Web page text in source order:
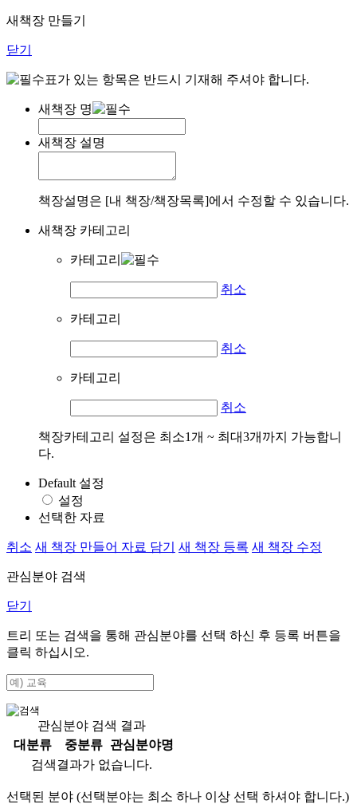
새책장 만들기
닫기
표가 있는 항목은 반드시 기재해 주셔야 합니다.
새책장 명
새책장 설명
책장설명은 [내 책장/책장목록]에서 수정할 수 있습니다.
새책장 카테고리
카테고리
취소
카테고리
취소
카테고리
취소
책장카테고리 설정은 최소1개 ~ 최대3개까지 가능합니
다.
Default 설정
설정
선택한 자료
취소 새 책장 만들어 자료 담기 새 책장 등록 새 책장 수정
관심분야 검색
닫기
트리 또는 검색을 통해 관심분야를 선택 하신 후 등록 버튼을
클릭 하십시오.
관심분야 검색 결과
대분류
중분류
관심분야명
검색결과가 없습니다.
선택된 분야 (선택분야는 최소 하나 이상 선택 하셔야 합니다.)